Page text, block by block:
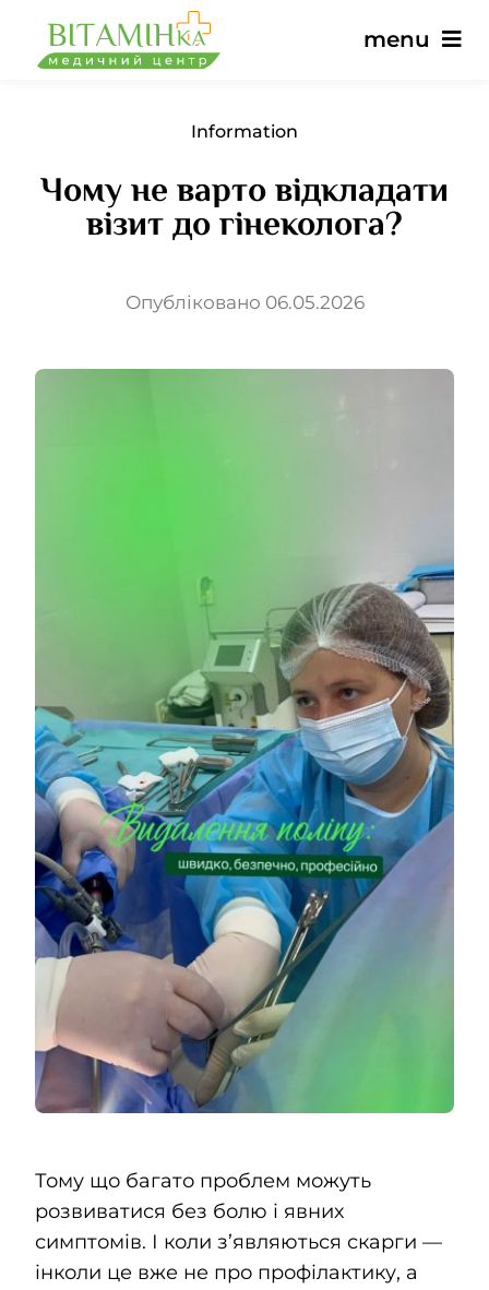
content
menu
Main
Services
EN
Information
Чому не варто відкладати
візит до гінеколога?
Опубліковано 06.05.2026
Тому що багато проблем можуть
розвиватися без болю і явних
симптомів. І коли з’являються скарги —
інколи це вже не про профілактику, а